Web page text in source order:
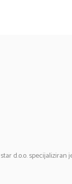
star d.o.o.